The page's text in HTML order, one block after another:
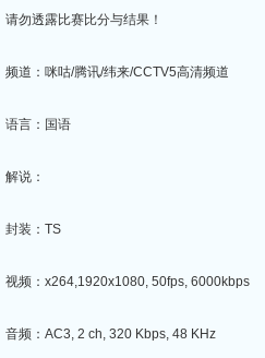
请勿透露比赛比分与结果！
频道：咪咕/腾讯/纬来/CCTV5高清频道
语言：国语
解说：
封装：TS
视频：x264,1920x1080, 50fps, 6000kbps
音频：AC3, 2 ch, 320 Kbps, 48 KHz